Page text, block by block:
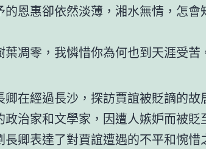
恩惠卻依然淡薄，湘水無情，怎會
凋零，我憐惜你為何也到天涯受苦
在經過長沙，探訪賈誼被貶謫的故
治家和文學家，因遭人嫉妒而被貶
卿表達了對賈誼遭遇的不平和惋惜